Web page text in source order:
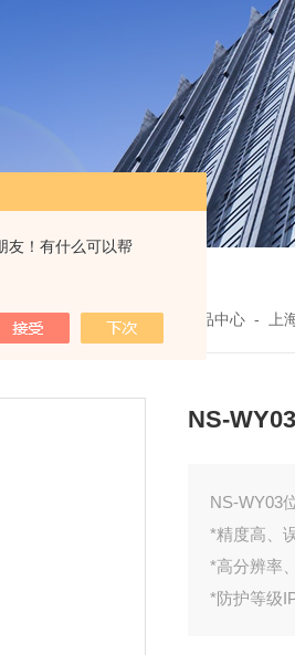
友！有什么可以帮
您的位置：首页 - 产品中心 - 上
NS-
NS-WY03
*精度高、
*高分辨率
*防护等级